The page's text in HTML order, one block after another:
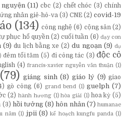
nguyện (11) cbc (2) chết chóc (3) chính
nhân giê-hô-va (3) CNE (2) covid-19
(134) công nghệ (6) cộng sản (2)
phục hổ quyền (2) cuối tuần (6) dạy con
(9) du lịch bằng xe (2) du ngoạn (9) dụ
đêm tối tăm (5) đi công tác (3) độc cô
(4) francis-xavier nguyễn văn thuận (1)
(79) giáng sinh (8) giáo lý (9) giao
gò công (6) grand bend (1) guelph (7)
(2) hành hương (1) hòa giải (1) hoa kỳ (5)
(3) hồi tưởng (8) hôn nhân (7) humanae
năm (1) jpii (8) kế hoạch kungfu panda (1)